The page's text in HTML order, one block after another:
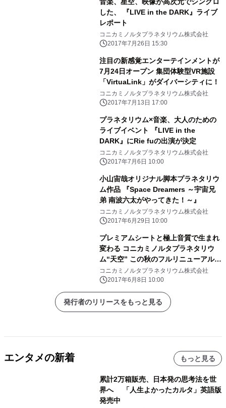
した、 『LIVE in the DARK』ライブ
レポート
コニカミノルタプラネタリウム株式会社
2017年7月26日 15:30
注目の新感覚エンターテインメントが
7月24日オープン 集団体験型VR施設
「VirtuaLink」がダイバーシティに！
コニカミノルタプラネタリウム株式会社
2017年7月13日 17:00
プラネタリウム×音楽、大人のための
ライブイベント 『LIVE in the
DARK』にRie fuの出演が決定
コニカミノルタプラネタリウム株式会社
2017年7月6日 10:00
小山宙哉オリジナル脚本プラネタリウ
ム作品 『Space Dreamers ～宇宙兄
弟 南波六太がやってきた！～』
コニカミノルタプラネタリウム株式会社
2017年6月29日 10:00
プレミアムシートと極上音質で生まれ
変わる コニカミノルタプラネタリウ
ム“天空” この秋のフルリニューアルが
決定
コニカミノルタプラネタリウム株式会社
2017年6月8日 10:00
発行者のリリースをもっと見る
エンタメの新着 もっと見る
累計2万箱販売、日本発の思考法を世
界へ 「人生よかったカルタ」英語版
発売中